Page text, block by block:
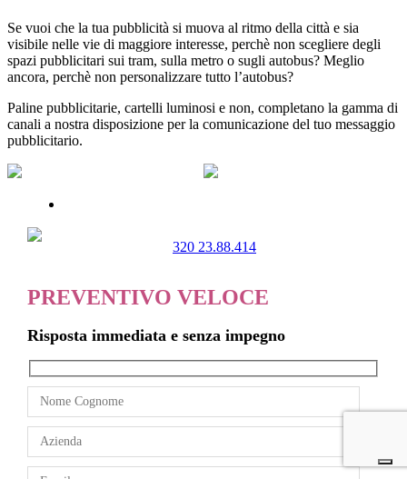
Se vuoi che la tua pubblicità si muova al ritmo della città e sia
visibile nelle vie di maggiore interesse, perchè non scegliere degli
spazi pubblicitari sui tram, sulla metro o sugli autobus? Meglio
ancora, perchè non personalizzare tutto l’autobus?
Paline pubblicitarie, cartelli luminosi e non, completano la gamma di
canali a nostra disposizione per la comunicazione del tuo messaggio
pubblicitario.
320 23.88.414
PREVENTIVO VELOCE
Risposta immediata e senza impegno